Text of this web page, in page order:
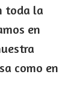
toda la
en
como en